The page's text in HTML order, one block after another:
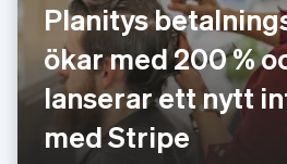
Planitys
ökar med 200 %
lanserar ett nytt
med Stripe
Gibraltar
English
Grekland
English
Hongkong SAR, Kina
English简体中文
Indien